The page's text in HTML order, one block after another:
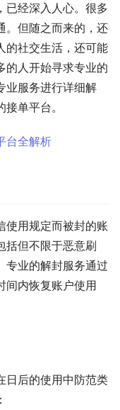
已经深入人心。很多
。但随之而来的，还
的社交生活，还可能
的人开始寻求专业的
业服务进行详细解
单平台。
使用规定而被封的账
括但不限于恶意刷
专业的解封服务通过
间内恢复账户使用
日后的使用中防范类